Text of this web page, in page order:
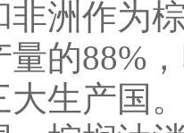
非洲作为
量的88%
大生产国